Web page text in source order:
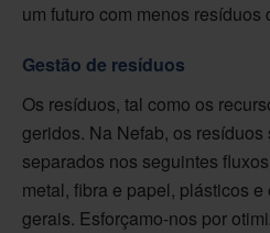
um futuro com menos resíduos
Gestão de resíduos
Os resíduos, tal como os
geridos. Na Nefab, os
separados nos seguintes
metal, fibra e papel, plásticos
gerais. Esforçamo-nos por